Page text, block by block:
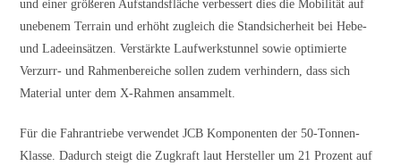
und einer größeren Aufstandsfläche verbessert dies die Mobilität auf
unebenem Terrain und erhöht zugleich die Standsicherheit bei Hebe-
und Ladeeinsätzen. Verstärkte Laufwerkstunnel sowie optimierte
Verzurr- und Rahmenbereiche sollen zudem verhindern, dass sich
Material unter dem X-Rahmen ansammelt.
Für die Fahrantriebe verwendet JCB Komponenten der 50-Tonnen-
Klasse. Dadurch steigt die Zugkraft laut Hersteller um 21 Prozent auf